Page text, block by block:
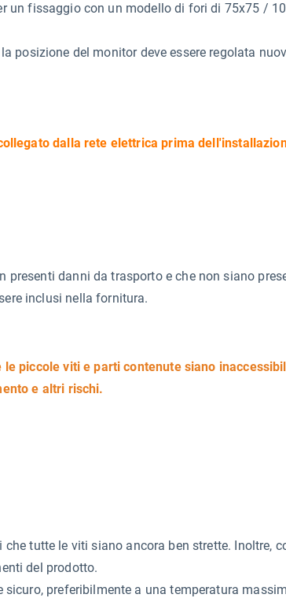
un fissaggio con un modello di fori di 75x75 /
posizione del monitor deve essere regolata
dalla rete elettrica prima
presenti danni da trasporto e che non siano
inclusi nella fornitura.
piccole viti e parti contenute siano
e altri rischi.
tutte le viti siano ancora ben strette. Inoltre,
del prodotto.
preferibilmente a una temperatura